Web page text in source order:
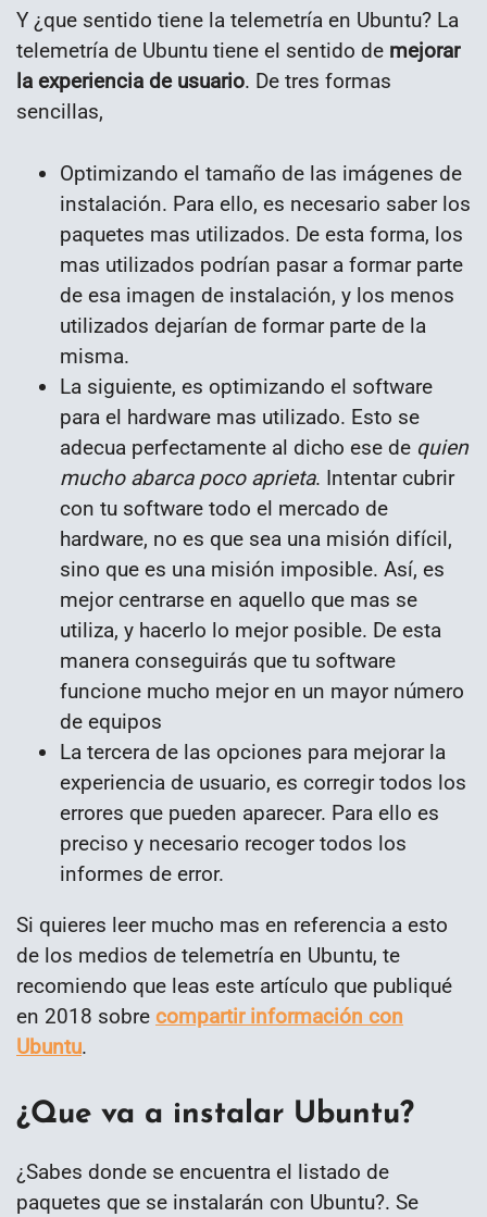
Y ¿que sentido tiene la telemetría en Ubuntu? La
telemetría de Ubuntu tiene el sentido de mejorar
la experiencia de usuario. De tres formas
sencillas,
Optimizando el tamaño de las imágenes de
instalación. Para ello, es necesario saber los
paquetes mas utilizados. De esta forma, los
mas utilizados podrían pasar a formar parte
de esa imagen de instalación, y los menos
utilizados dejarían de formar parte de la
misma.
La siguiente, es optimizando el software
para el hardware mas utilizado. Esto se
adecua perfectamente al dicho ese de quien
mucho abarca poco aprieta. Intentar cubrir
con tu software todo el mercado de
hardware, no es que sea una misión difícil,
sino que es una misión imposible. Así, es
mejor centrarse en aquello que mas se
utiliza, y hacerlo lo mejor posible. De esta
manera conseguirás que tu software
funcione mucho mejor en un mayor número
de equipos
La tercera de las opciones para mejorar la
experiencia de usuario, es corregir todos los
errores que pueden aparecer. Para ello es
preciso y necesario recoger todos los
informes de error.
Si quieres leer mucho mas en referencia a esto
de los medios de telemetría en Ubuntu, te
recomiendo que leas este artículo que publiqué
en 2018 sobre compartir información con
Ubuntu.
¿Que va a instalar Ubuntu?
¿Sabes donde se encuentra el listado de
paquetes que se instalarán con Ubuntu?. Se